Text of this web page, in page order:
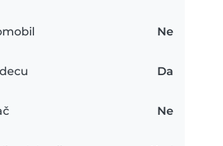
Ne
Da
Ne